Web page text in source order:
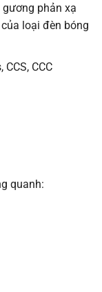
gương phản xạ
loại đèn bóng
CCS, CCC
quanh: